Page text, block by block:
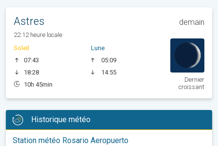
Astres demain
22:12 heure locale
Soleil
07:43
18:28
10h 45min
Lune
05:09
14:55
Dernier
croissant
Historique météo
Station météo Rosario Aeropuerto